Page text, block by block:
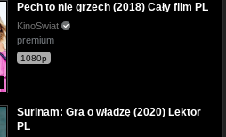
Pech to nie grzech (2018) Cały film PL
KinoSwiat
premium
1080p
Surinam: Gra o władzę (2020) Lektor
PL